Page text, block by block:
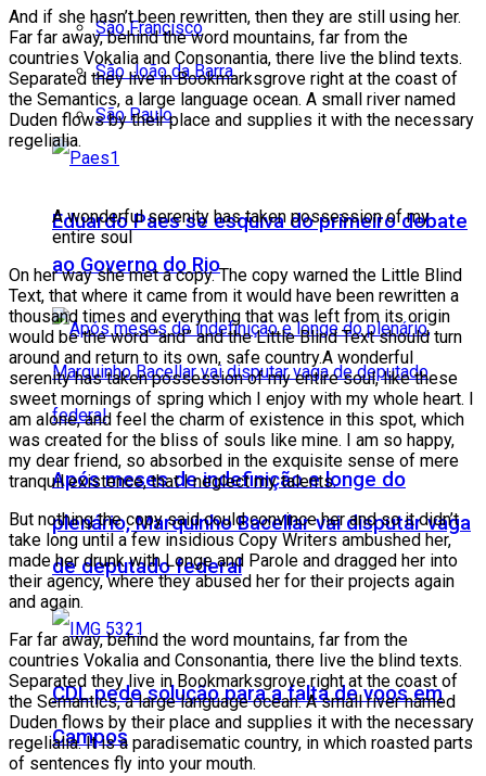
São Francisco
São João da Barra
São Paulo
Eduardo Paes se esquiva do primeiro debate
ao Governo do Rio
Após meses de indefinição e longe do
plenário, Marquinho Bacellar vai disputar vaga
de deputado federal
CDL pede solução para a falta de voos em
Campos
And if she hasn’t been rewritten, then they are still using her.
Far far away, behind the word mountains, far from the
countries Vokalia and Consonantia, there live the blind texts.
Separated they live in Bookmarksgrove right at the coast of
the Semantics, a large language ocean. A small river named
Duden flows by their place and supplies it with the necessary
regelialia.
A wonderful serenity has taken possession of my
entire soul
On her way she met a copy. The copy warned the Little Blind
Text, that where it came from it would have been rewritten a
thousand times and everything that was left from its origin
would be the word “and” and the Little Blind Text should turn
around and return to its own, safe country.A wonderful
serenity has taken possession of my entire soul, like these
sweet mornings of spring which I enjoy with my whole heart. I
am alone, and feel the charm of existence in this spot, which
was created for the bliss of souls like mine. I am so happy,
my dear friend, so absorbed in the exquisite sense of mere
tranquil existence, that I neglect my talents.
But nothing the copy said could convince her and so it didn’t
take long until a few insidious Copy Writers ambushed her,
made her drunk with Longe and Parole and dragged her into
their agency, where they abused her for their projects again
and again.
Far far away, behind the word mountains, far from the
countries Vokalia and Consonantia, there live the blind texts.
Separated they live in Bookmarksgrove right at the coast of
the Semantics, a large language ocean. A small river named
Duden flows by their place and supplies it with the necessary
regelialia. It is a paradisematic country, in which roasted parts
of sentences fly into your mouth.